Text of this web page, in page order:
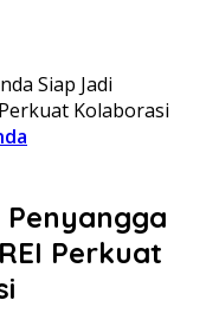
Siap Jadi
Kolaborasi
Perkuat